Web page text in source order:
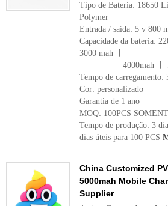
Tipo de Bateria: 18650
Polymer
Entrada / saída: 5 v 800
Capacidade da bateria:
3000 mah 丨
4000mah 丨
Tempo de carregamento:
Cor: personalizado
Garantia de 1 ano
MOQ: 100PCS
Tempo de produção: 3
dias úteis para 100 PCS
China Customized
5000mah Mobile
Supplier